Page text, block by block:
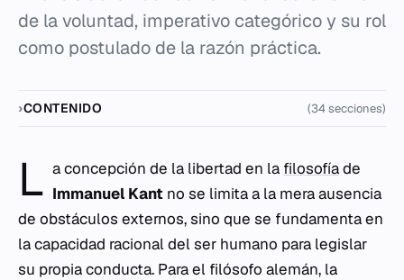
de la voluntad, imperativo categórico y su rol
como postulado de la razón práctica.
CONTENIDO (34 secciones)
L a concepción de la libertad en la filosofíade
Immanuel Kant no se limita a la mera ausencia
de obstáculos externos, sino que se fundamenta en
la capacidad racional del ser humano para legislar
su propia conducta. Para el filósofo alemán, la